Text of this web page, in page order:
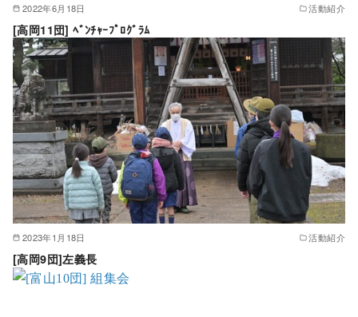
2022年6月18日 活動紹介
[高岡11団] ﾍﾞﾝﾁｬｰﾌﾟﾛｸﾞﾗﾑ
2023年1月18日 活動紹介
[高岡9団]左義長